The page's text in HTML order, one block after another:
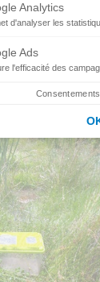
Analytics
d'analyser les
Ads
l'efficacité des
Ads est la régie